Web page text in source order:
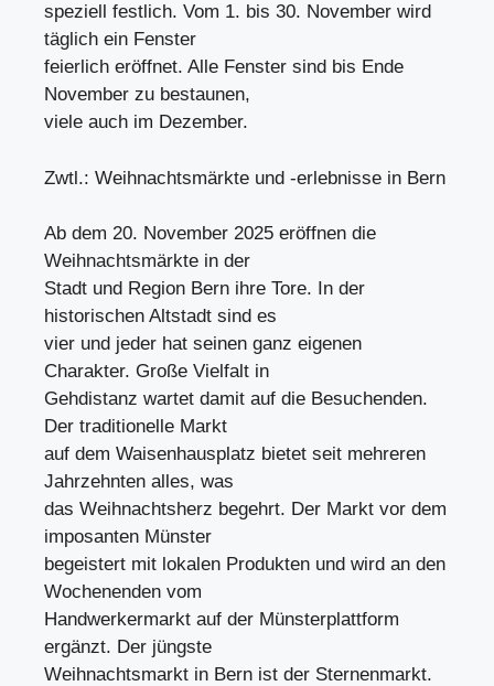
speziell festlich. Vom 1. bis 30. November wird
täglich ein Fenster
feierlich eröffnet. Alle Fenster sind bis Ende
November zu bestaunen,
viele auch im Dezember.
Zwtl.: Weihnachtsmärkte und -erlebnisse in Bern
Ab dem 20. November 2025 eröffnen die
Weihnachtsmärkte in der
Stadt und Region Bern ihre Tore. In der
historischen Altstadt sind es
vier und jeder hat seinen ganz eigenen
Charakter. Große Vielfalt in
Gehdistanz wartet damit auf die Besuchenden.
Der traditionelle Markt
auf dem Waisenhausplatz bietet seit mehreren
Jahrzehnten alles, was
das Weihnachtsherz begehrt. Der Markt vor dem
imposanten Münster
begeistert mit lokalen Produkten und wird an den
Wochenenden vom
Handwerkermarkt auf der Münsterplattform
ergänzt. Der jüngste
Weihnachtsmarkt in Bern ist der Sternenmarkt.